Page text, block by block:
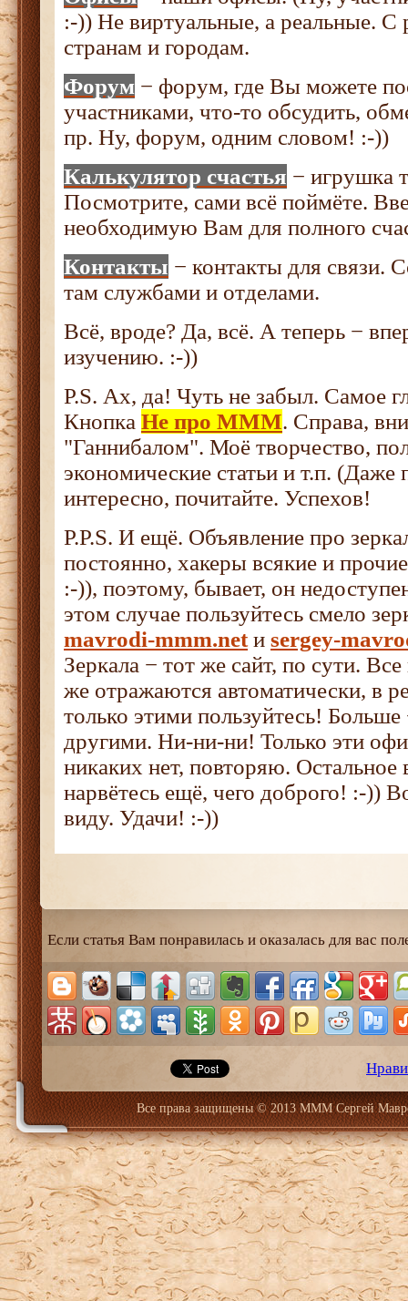
:-)) Не виртуальные, а реальные. С
странам и городам.
Форум − форум, где Вы можете
участниками, что-то обсудить,
пр. Ну, форум, одним словом! :-))
Калькулятор счастья − игрушка
Посмотрите, сами всё поймёте.
необходимую Вам для полного
Контакты − контакты для связи.
там службами и отделами.
Всё, вроде? Да, всё. А теперь −
изучению. :-))
P.S. Ах, да! Чуть не забыл. Самое
Кнопка Не про МММ. Справа,
"Ганнибалом". Моё творчество,
экономические статьи и т.п. (Даже
интересно, почитайте. Успехов!
P.P.S. И ещё. Объявление про
постоянно, хакеры всякие и
:-)), поэтому, бывает, он
этом случае пользуйтесь смело
mavrodi-mmm.netи sergey-
Зеркала − тот же сайт, по сути.
же отражаются автоматически, в
только этими пользуйтесь!
другими. Ни-ни-ни! Только эти
никаких нет, повторяю. Остальное
нарвётесь ещё, чего доброго! :-))
виду. Удачи! :-))
Если статья Вам понравилась и оказалась для вас
Все права защищены © 2013 МММ Сергей